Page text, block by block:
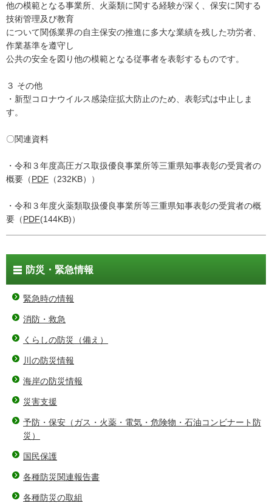
他の模範となる事業所、火薬類に関する経験が深く、保安に関する
技術管理及び教育
について関係業界の自主保安の推進に多大な業績を残した功労者、
作業基準を遵守し
公共の安全を図り他の模範となる従事者を表彰するものです。
３ その他
・新型コロナウイルス感染症拡大防止のため、表彰式は中止しま
す。
〇関連資料
・令和３年度高圧ガス取扱優良事業所等三重県知事表彰の受賞者の
概要（PDF （232KB））
・令和３年度火薬類取扱優良事業所等三重県知事表彰の受賞者の概
要（PDF(144KB)）
防災・緊急情報
緊急時の情報
消防・救急
くらしの防災（備え）
川の防災情報
海岸の防災情報
災害支援
予防・保安（ガス・火薬・電気・危険物・石油コンビナート防
災）
国民保護
各種防災関連報告書
各種防災の取組